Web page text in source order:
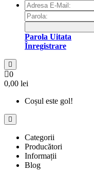
Parola Uitata
Înregistrare
0
0,00 lei
Coșul este gol!
Categorii
Producători
Informații
Blog